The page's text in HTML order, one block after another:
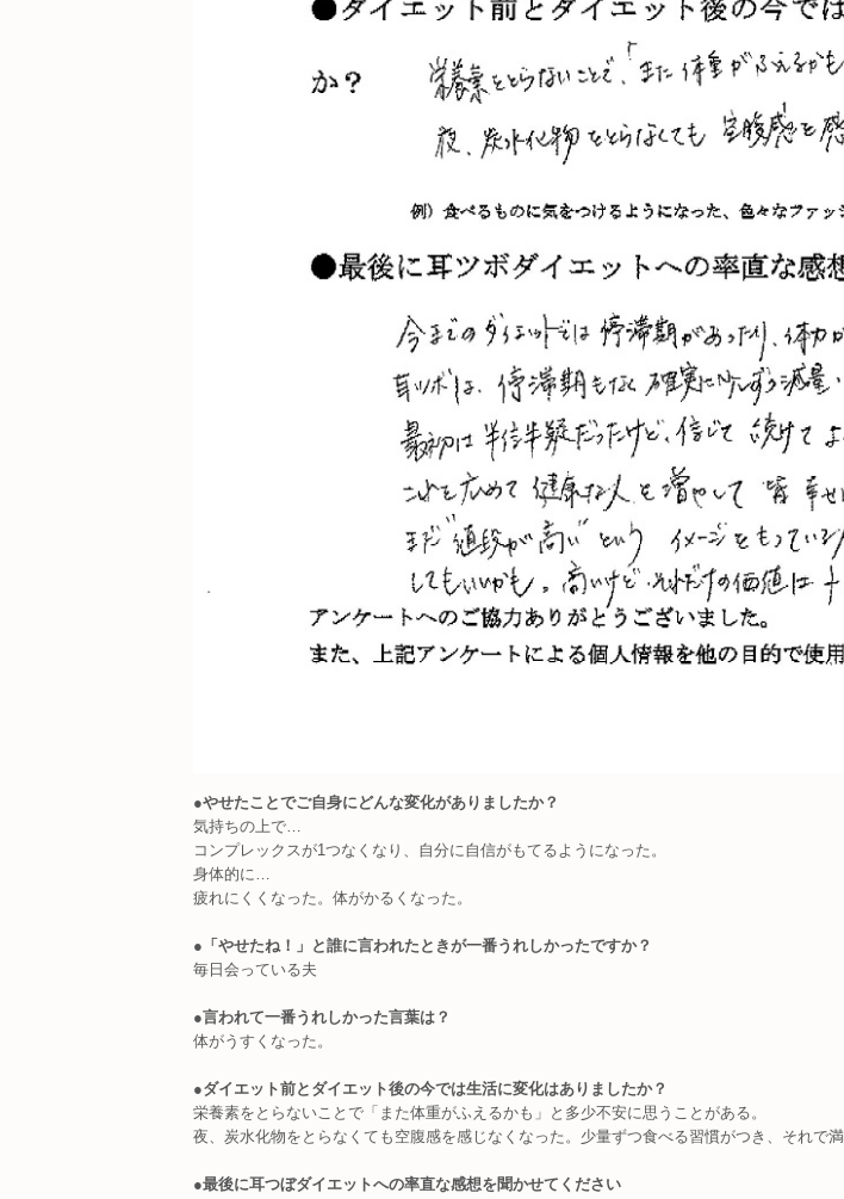
●やせたことでご自身にどんな変化がありましたか？
気持ちの上で…
コンプレックスが1つなくなり、自分に自信がもてるようになった。
身体的に…
疲れにくくなった。体がかるくなった。
●「やせたね！」と誰に言われたときが一番うれしかったですか？
毎日会っている夫
●言われて一番うれしかった言葉は？
体がうすくなった。
●ダイエット前とダイエット後の今では生活に変化はありましたか？
栄養素をとらないことで「また体重がふえるかも」と多少不安に思うことがある。
夜、炭水化物をとらなくても空腹感を感じなくなった。少量ずつ食べる習慣がつき、それで
●最後に耳つぼダイエットへの率直な感想を聞かせてください